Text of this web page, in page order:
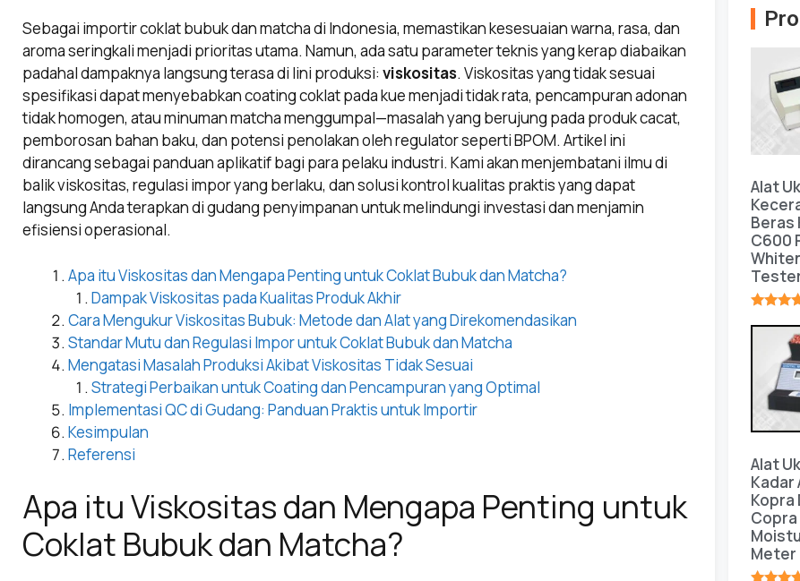
Sebagai importir coklat bubuk dan matcha di Indonesia, memastikan kesesuaian warna, rasa, dan
aroma seringkali menjadi prioritas utama. Namun, ada satu parameter teknis yang kerap diabaikan
padahal dampaknya langsung terasa di lini produksi: viskositas. Viskositas yang tidak sesuai
spesifikasi dapat menyebabkan coating coklat pada kue menjadi tidak rata, pencampuran adonan
tidak homogen, atau minuman matcha menggumpal—masalah yang berujung pada produk cacat,
pemborosan bahan baku, dan potensi penolakan oleh regulator seperti BPOM. Artikel ini
dirancang sebagai panduan aplikatif bagi para pelaku industri. Kami akan menjembatani ilmu di
balik viskositas, regulasi impor yang berlaku, dan solusi kontrol kualitas praktis yang dapat
langsung Anda terapkan di gudang penyimpanan untuk melindungi investasi dan menjamin
efisiensi operasional.
Apa itu Viskositas dan Mengapa Penting untuk Coklat Bubuk dan Matcha?
Dampak Viskositas pada Kualitas Produk Akhir
Cara Mengukur Viskositas Bubuk: Metode dan Alat yang Direkomendasikan
Standar Mutu dan Regulasi Impor untuk Coklat Bubuk dan Matcha
Mengatasi Masalah Produksi Akibat Viskositas Tidak Sesuai
Strategi Perbaikan untuk Coating dan Pencampuran yang Optimal
Implementasi QC di Gudang: Panduan Praktis untuk Importir
Kesimpulan
Referensi
Apa itu Viskositas dan Mengapa Penting untuk
Coklat Bubuk dan Matcha?
Alat
Beras
C600
Alat
Kadar
Kopra
Copra
Meter